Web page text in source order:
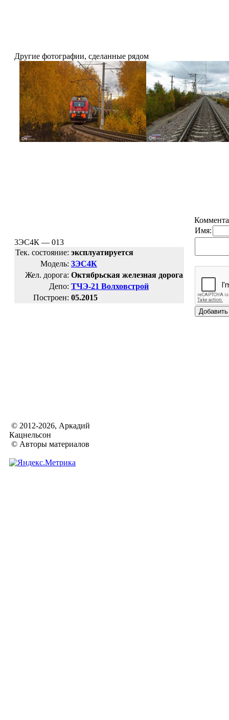
Другие фотографии, сделанные рядом
3ЭС4К — 013
Тек. состояние: эксплуатируется
Модель: 3ЭС4К
Жел. дорога: Октябрьская железная дорога
Депо: ТЧЭ-21 Волховстрой
Построен: 05.2015
Имя:
© 2012-2026, Аркадий
Кацнельсон
© Авторы материалов